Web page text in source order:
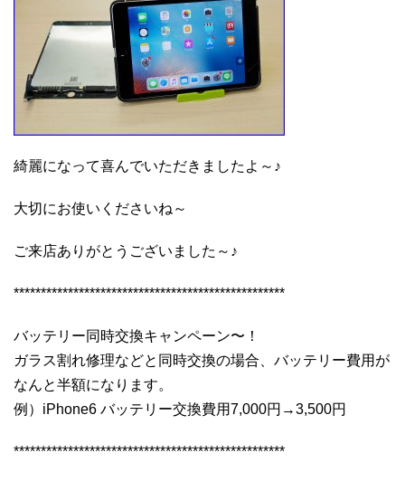
綺麗になって喜んでいただきましたよ～♪
大切にお使いくださいね～
ご来店ありがとうございました～♪
**************************************************
バッテリー同時交換キャンペーン〜！
ガラス割れ修理などと同時交換の場合、バッテリー費用が
なんと半額になります。
例）iPhone6 バッテリー交換費用7,000円→3,500円
**************************************************